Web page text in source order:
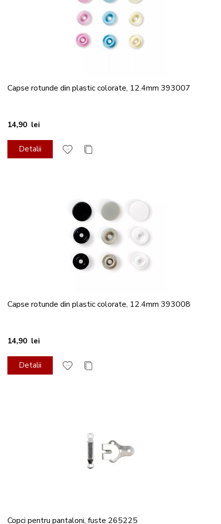
Capse rotunde din plastic colorate, 12.4mm 393007
14,90 lei
Detalii
Capse rotunde din plastic colorate, 12.4mm 393008
14,90 lei
Detalii
Copci pentru pantaloni, fuste 265225